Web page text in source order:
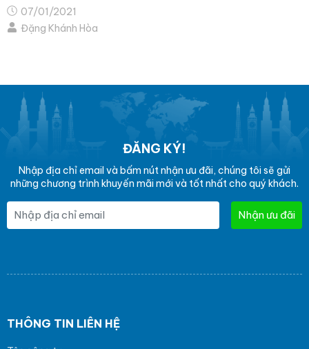
07/01/2021
Đặng Khánh Hòa
ĐĂNG KÝ!
Nhập địa chỉ email và bấm nút nhận ưu đãi, chúng tôi sẽ gửi
những chương trình khuyến mãi mới và tốt nhất cho quý khách.
Nhận ưu đãi
THÔNG TIN LIÊN HỆ